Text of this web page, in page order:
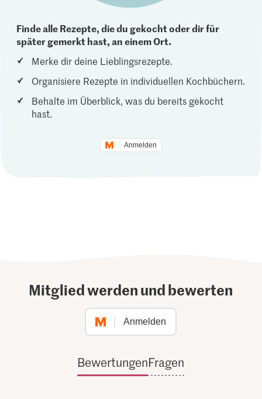
Finde alle Rezepte, die du gekocht oder dir für
später gemerkt hast, an einem Ort.
Merke dir deine Lieblingsrezepte.
Organisiere Rezepte in individuellen Kochbüchern.
Behalte im Überblick, was du bereits gekocht
hast.
Anmelden
Mitglied werden und bewerten
Anmelden
BewertungenFragen